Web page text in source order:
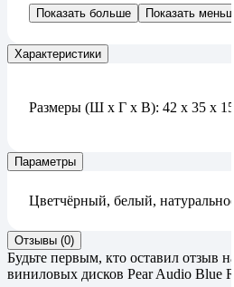
Показать больше Показать меньше
Характеристики
Размеры (Ш x Г x В): 42 x 35 x 15
Параметры
Цветчёрный, белый, натуральное
Отзывы (0)
Будьте первым, кто оставил отзыв
виниловых дисков Pear Audio Blue